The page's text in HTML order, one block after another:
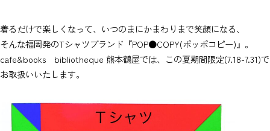
着るだけで楽しくなって、いつのまにかまわりまで笑顔になる、
そんな福岡発のTシャツブランド『POP●COPY(ポッポコピー)』。
cafe&books bibliotheque 熊本鶴屋では、この夏期間限定(7.18-7.31)で
お取扱いいたします。